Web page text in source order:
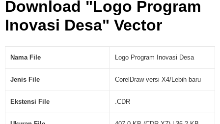
D
R
)
Download "Logo Program
Inovasi Desa" Vector
Nama File Logo Program Inovasi Desa
Jenis File CorelDraw versi X4/Lebih baru
Ekstensi File .CDR